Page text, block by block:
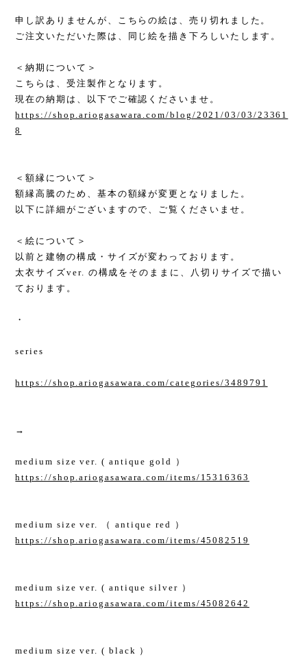
申し訳ありませんが、こちらの絵は、売り切れました。
ご注文いただいた際は、同じ絵を描き下ろしいたします。
＜納期について＞
こちらは、受注製作となります。
現在の納期は、以下でご確認くださいませ。
https://shop.ariogasawara.com/blog/2021/03/03/23361
8
＜額縁について＞
額縁高騰のため、基本の額縁が変更となりました。
以下に詳細がございますので、ご覧くださいませ。
＜絵について＞
以前と建物の構成・サイズが変わっております。
太衣サイズver. の構成をそのままに、八切りサイズで描い
ております。
・
series
https://shop.ariogasawara.com/categories/3489791
→
medium size ver. ( antique gold ）
https://shop.ariogasawara.com/items/15316363
medium size ver. （ antique red ）
https://shop.ariogasawara.com/items/45082519
medium size ver. ( antique silver ）
https://shop.ariogasawara.com/items/45082642
medium size ver. ( black ）